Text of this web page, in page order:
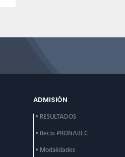
ADMISIÓN
• RESULTADOS
• Becas PRONABEC
• Modalidades